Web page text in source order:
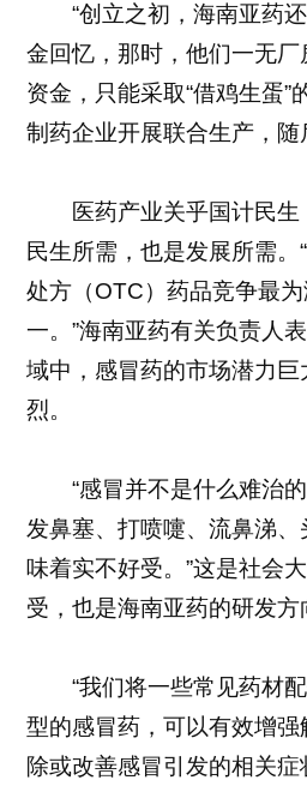
“创立之初，海南亚药还
金回忆，那时，他们一无
资金，只能采取“借鸡生蛋”
制药企业开展联合生产，随
医药产业关乎国计民生
民生所需，也是发展所需
处方（OTC）药品竞争最
一。”海南亚药有关负责人
域中，感冒药的市场潜力
烈。
“感冒并不是什么难治的
发鼻塞、打喷嚏、流鼻涕
味着实不好受。”这是社会
受，也是海南亚药的研发方
“我们将一些常见药材配
型的感冒药，可以有效增
除或改善感冒引发的相关症